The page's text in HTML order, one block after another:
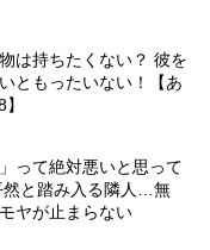
は持ちたくない？ 彼を
ともったいない！【あ
って絶対悪いと思って
と踏み入る隣人…無
ヤが止まらない